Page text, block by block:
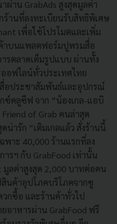
ผ่าน GrabAds สูงสุดมูลค่า
ร้านที่ลงทะเบียนรับสิทธิพิเศษ
เพื่อใช้โปรโมตและเพิ่ม
าบนแพลตฟอร์มปูพรมสื่อ
รตลาดเต็มรูปแบบ ผ่านทั้ง
อฟไลน์ทั่วประเทศไทย
สื่อประชาสัมพันธ์และอุปกรณ์
ซ์คลูซีฟ จาก “น้องเกล-แอบิ
of Grab คนล่าสุด
ารัก “เติมเกลแล้ว สั่งร้านนี้
พาะ 40,000 ร้านแรกที่ลง
ารฯ กับ GrabFood เท่านั้น
ลค่าสูงสุด 2,000 บาทต่อคน
นค้าอุปโภคบริโภคจากซู
วกซื้อ และร้านค้าทั่วไป
อาหารผ่าน GrabFood ฟรี